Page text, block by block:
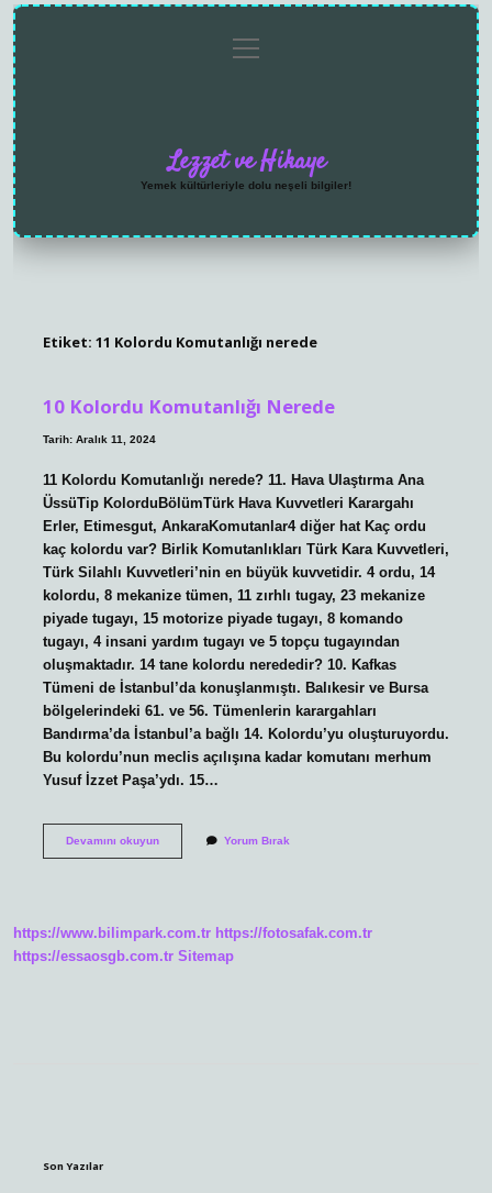
menüyü
aç
Lezzet ve Hikaye
Yemek kültürleriyle dolu neşeli bilgiler!
Etiket: 11 Kolordu Komutanlığı nerede
10 Kolordu Komutanlığı Nerede
Tarih: Aralık 11, 2024
11 Kolordu Komutanlığı nerede? 11. Hava Ulaştırma Ana
ÜssüTip KolorduBölümTürk Hava Kuvvetleri Karargahı
Erler, Etimesgut, AnkaraKomutanlar4 diğer hat Kaç ordu
kaç kolordu var? Birlik Komutanlıkları Türk Kara Kuvvetleri,
Türk Silahlı Kuvvetleri’nin en büyük kuvvetidir. 4 ordu, 14
kolordu, 8 mekanize tümen, 11 zırhlı tugay, 23 mekanize
piyade tugayı, 15 motorize piyade tugayı, 8 komando
tugayı, 4 insani yardım tugayı ve 5 topçu tugayından
oluşmaktadır. 14 tane kolordu nerededir? 10. Kafkas
Tümeni de İstanbul’da konuşlanmıştı. Balıkesir ve Bursa
bölgelerindeki 61. ve 56. Tümenlerin karargahları
Bandırma’da İstanbul’a bağlı 14. Kolordu’yu oluşturuyordu.
Bu kolordu’nun meclis açılışına kadar komutanı merhum
Yusuf İzzet Paşa’ydı. 15…
Devamını okuyun10
Yorum Bırak
https://www.bilimpark.com.tr https://fotosafak.com.tr
https://essaosgb.com.tr Sitemap
Son Yazılar